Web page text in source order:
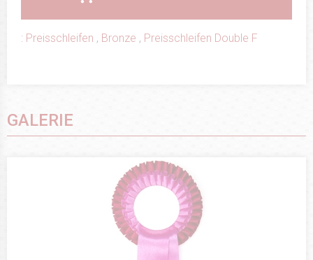
: Preisschleifen , Bronze , Preisschleifen Double F
GALERIE